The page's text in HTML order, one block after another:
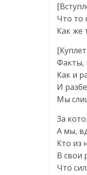
Что то
Как же
Факты,
Как и
И
Мы
За
А мы,
Кто из
В свои
Что